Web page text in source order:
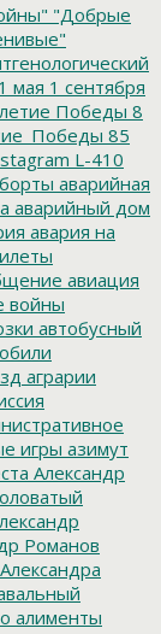
"Добрые
1 мая 1 сентября
Победы 8
85
L-410
аварийная
аварийный дом
авария на
авиация
войны
автобусный
аграрии
игры азимут
Александр
Романов
Александра
алименты